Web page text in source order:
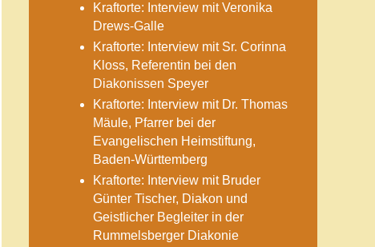
Kraftorte: Interview mit Veronika
Drews-Galle
Kraftorte: Interview mit Sr. Corinna
Kloss, Referentin bei den
Diakonissen Speyer
Kraftorte: Interview mit Dr. Thomas
Mäule, Pfarrer bei der
Evangelischen Heimstiftung,
Baden-Württemberg
Kraftorte: Interview mit Bruder
Günter Tischer, Diakon und
Geistlicher Begleiter in der
Rummelsberger Diakonie